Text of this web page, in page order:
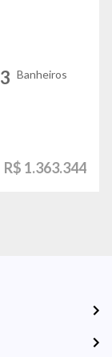
3 Banheiros
R$ 1.363.344